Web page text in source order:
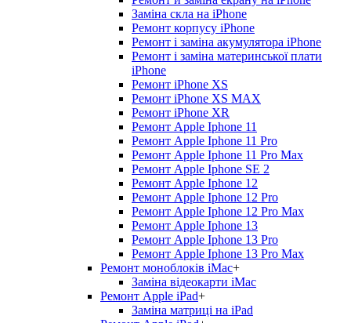
Заміна скла на iPhone
Ремонт корпусу iPhone
Ремонт і заміна акумулятора iPhone
Ремонт і заміна материнської плати
iPhone
Ремонт iPhone XS
Ремонт iPhone XS MAX
Ремонт iPhone XR
Ремонт Apple Iphone 11
Ремонт Apple Iphone 11 Pro
Ремонт Apple Iphone 11 Pro Max
Ремонт Apple Iphone SE 2
Ремонт Apple Iphone 12
Ремонт Apple Iphone 12 Pro
Ремонт Apple Iphone 12 Pro Max
Ремонт Apple Iphone 13
Ремонт Apple Iphone 13 Pro
Ремонт Apple Iphone 13 Pro Max
Ремонт моноблоків iMac+
Заміна відеокарти iMac
Ремонт Apple iPad+
Заміна матриці на iPad